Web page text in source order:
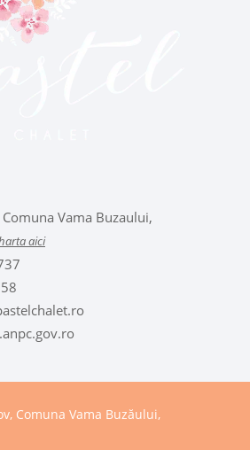
Comuna Vama Buzaului,
aici
Comuna Vama Buzăului,